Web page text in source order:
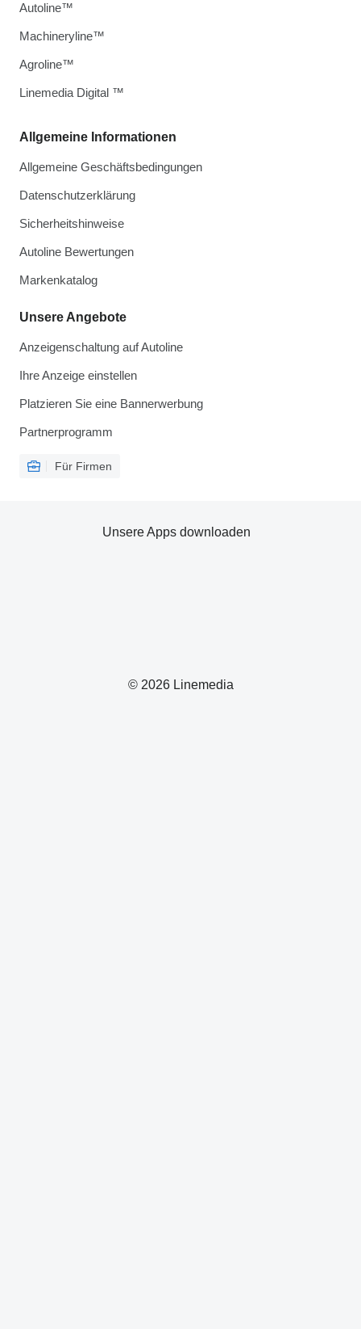
Allgemeine Informationen
Allgemeine Geschäftsbedingungen
Datenschutzerklärung
Sicherheitshinweise
Autoline Bewertungen
Markenkatalog
Unsere Angebote
Anzeigenschaltung auf Autoline
Ihre Anzeige einstellen
Platzieren Sie eine Bannerwerbung
Partnerprogramm
Für Firmen
Autoline™
Machineryline™
Agroline™
Linemedia Digital ™
© 2026 Linemedia
Unsere Apps downloaden